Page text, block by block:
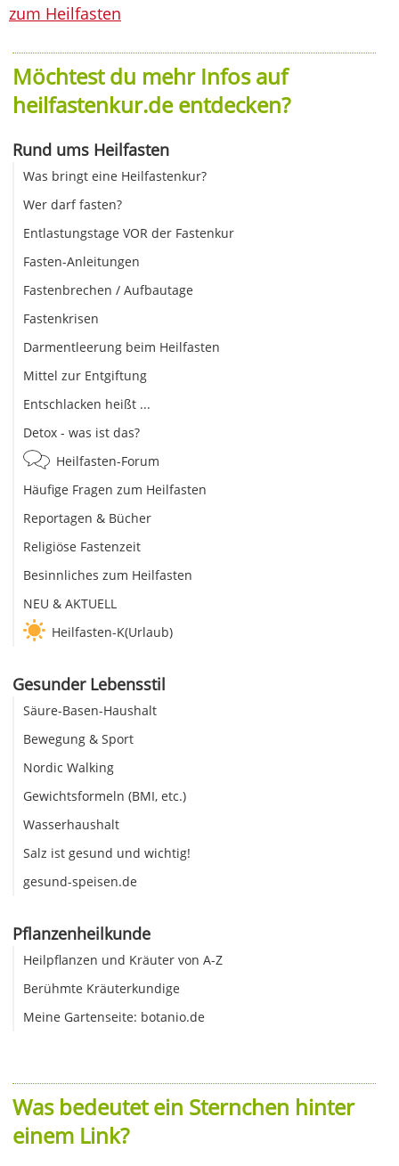
zum Heilfasten
Möchtest du mehr Infos auf
heilfastenkur.de entdecken?
Rund ums Heilfasten
Was bringt eine Heilfastenkur?
Wer darf fasten?
Entlastungstage VOR der Fastenkur
Fasten-Anleitungen
Fastenbrechen / Aufbautage
Fastenkrisen
Darmentleerung beim Heilfasten
Mittel zur Entgiftung
Entschlacken heißt ...
Detox - was ist das?
Heilfasten-Forum
Häufige Fragen zum Heilfasten
Reportagen & Bücher
Religiöse Fastenzeit
Besinnliches zum Heilfasten
NEU & AKTUELL
Heilfasten-K(Urlaub)
Gesunder Lebensstil
Säure-Basen-Haushalt
Bewegung & Sport
Nordic Walking
Gewichtsformeln (BMI, etc.)
Wasserhaushalt
Salz ist gesund und wichtig!
gesund-speisen.de
Pflanzenheilkunde
Heilpflanzen und Kräuter von A-Z
Berühmte Kräuterkundige
Meine Gartenseite: botanio.de
Was bedeutet ein Sternchen hinter
einem Link?